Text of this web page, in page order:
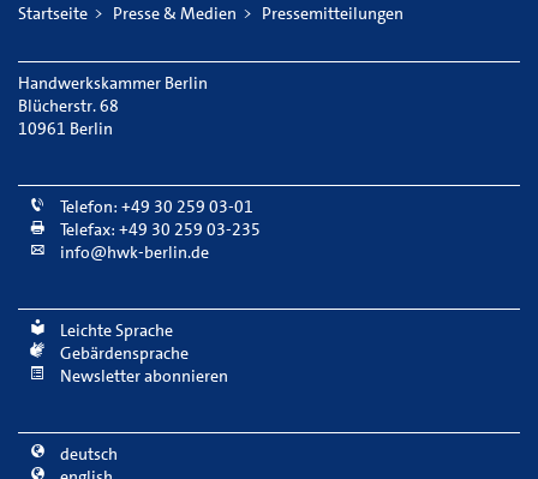
Startseite Presse & Medien Pressemitteilungen
Handwerkskammer Berlin
Blücherstr. 68
10961 Berlin
Telefon: +49 30 259 03-01
Telefax: +49 30 259 03-235
info@hwk-berlin.de
Leichte Sprache
Gebärdensprache
Newsletter abonnieren
deutsch